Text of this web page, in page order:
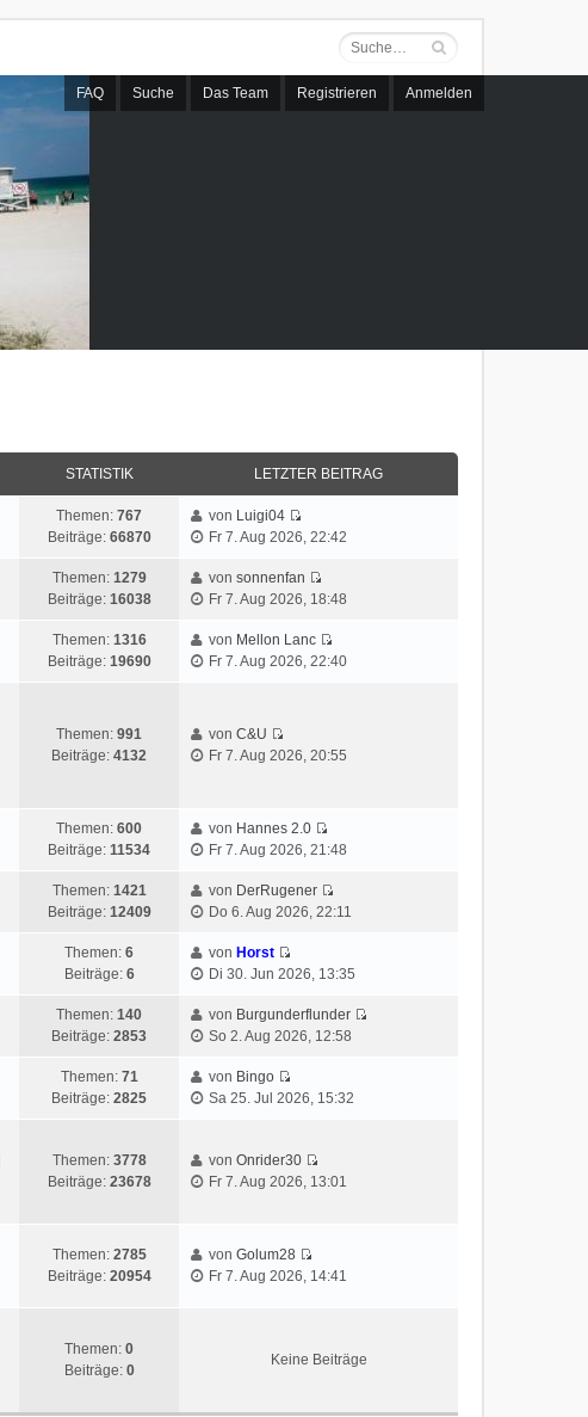
FAQ Suche Das Team Registrieren Anmelden
STATISTIK LETZTER BEITRAG
Themen: 767
Beiträge: 66870
von Luigi04
Fr 7. Aug 2026, 22:42
Themen: 1279
Beiträge: 16038
vonsonnenfan
Fr 7. Aug 2026, 18:48
Themen: 1316
Beiträge: 19690
von Mellon Lanc
Fr 7. Aug 2026, 22:40
Themen: 991
Beiträge: 4132
vonC&U
Fr 7. Aug 2026, 20:55
Themen: 600
Beiträge: 11534
von Hannes 2.0
Fr 7. Aug 2026, 21:48
Themen: 1421
Beiträge: 12409
von DerRugener
Do 6. Aug 2026, 22:11
Themen: 6
Beiträge: 6
von Horst
Di 30. Jun 2026, 13:35
Themen: 140
Beiträge: 2853
von Burgunderflunder
So 2. Aug 2026, 12:58
Themen: 71
Beiträge: 2825
von Bingo
Sa 25. Jul 2026, 15:32
Themen: 3778
Beiträge: 23678
vonOnrider30
Fr 7. Aug 2026, 13:01
Themen: 2785
Beiträge: 20954
vonGolum28
Fr 7. Aug 2026, 14:41
Themen: 0
Beiträge: 0
Keine Beiträge